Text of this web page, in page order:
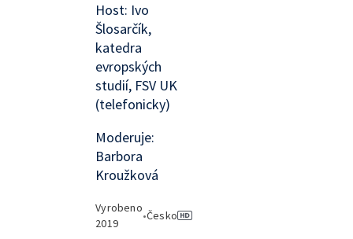
Host: Ivo
Šlosarčík,
katedra
evropských
studií, FSV UK
(telefonicky)
Moderuje:
Barbora
Kroužková
Vyrobeno
2019
•Česko